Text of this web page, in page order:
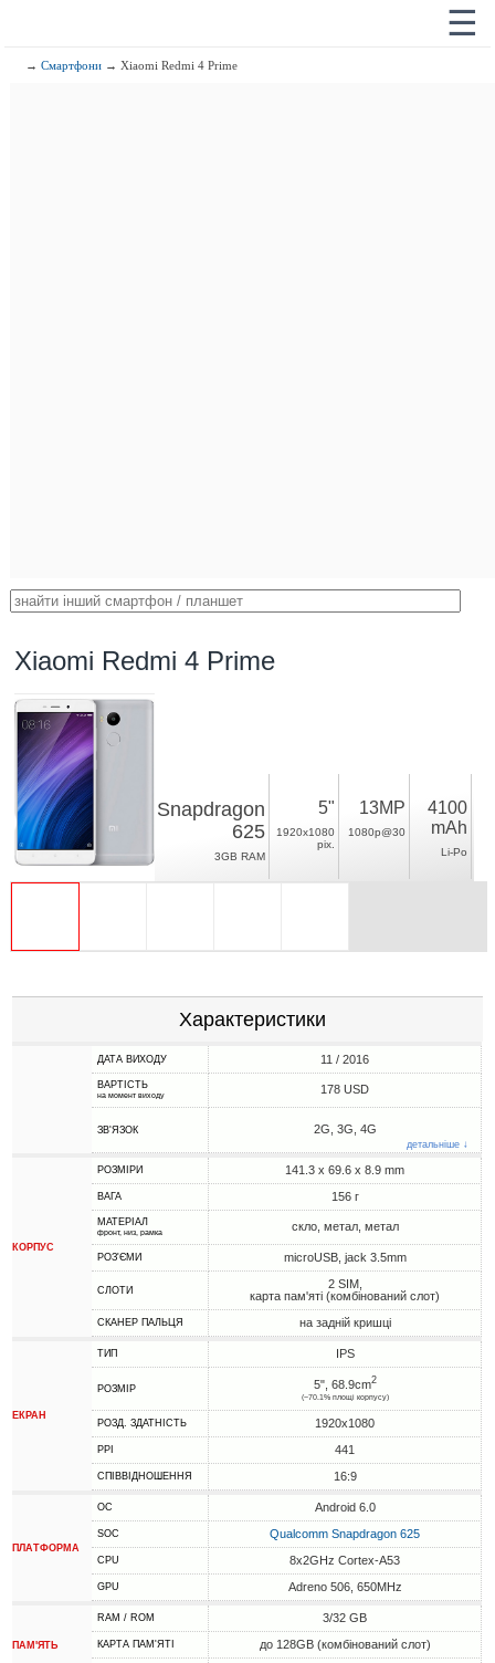
☰
→Смартфони → Xiaomi Redmi 4 Prime
Xiaomi Redmi 4 Prime
Snapdragon
625
3GB RAM
5"
1920x1080
pix.
13MP
1080p@30
4100
mAh
Li-Po
Характеристики
ДАТА ВИХОДУ 11 / 2016
ВАРТІСТЬ
на момент виходу 178 USD
ЗВ'ЯЗОК 2G, 3G, 4G
детальніше ↓
КОРПУС
РОЗМІРИ 141.3 x 69.6 x 8.9 mm
ВАГА 156 г
МАТЕРІАЛ
фронт, низ, рамка скло, метал, метал
РОЗ'ЄМИ microUSB, jack 3.5mm
СЛОТИ
2 SIM,
карта пам'яті (комбінований слот)
СКАНЕР ПАЛЬЦЯ на задній кришці
ЕКРАН
ТИП IPS
РОЗМІР 5", 68.9cm2
(~70.1% площі корпусу)
РОЗД. ЗДАТНІСТЬ 1920x1080
PPI 441
СПІВВІДНОШЕННЯ 16:9
ПЛАТФОРМА
ОС Android 6.0
SOC Qualcomm Snapdragon 625
CPU 8x2GHz Cortex-A53
GPU Adreno 506, 650MHz
ПАМ'ЯТЬ
RAM / ROM 3/32 GB
КАРТА ПАМ'ЯТІ до 128GB (комбінований слот)